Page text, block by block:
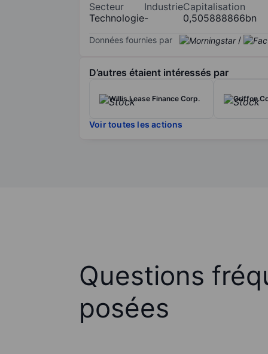
Secteur
Technologie
Industrie
-
Capitalisation
0,505888866bn
Données fournies par /
D’autres étaient intéressés par
Willis Lease Finance Corp. Griffon
Voir toutes les actions
Questions
posées